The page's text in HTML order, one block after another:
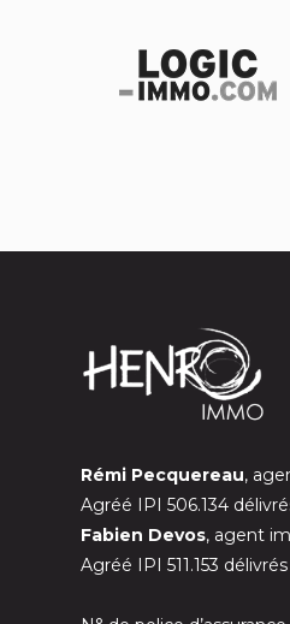
Rémi Pecquereau,
Agréé IPI 506.134
Fabien Devos, agent
Agréé IPI 511.153